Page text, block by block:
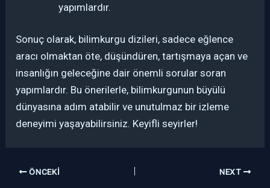
yapımlardır.
Sonuç olarak, bilimkurgu dizileri, sadece eğlence
aracı olmaktan öte, düşündüren, tartışmaya açan ve
insanlığın geleceğine dair önemli sorular soran
yapımlardır. Bu önerilerle, bilimkurgunun büyülü
dünyasına adım atabilir ve unutulmaz bir izleme
deneyimi yaşayabilirsiniz. Keyifli seyirler!
ÖNCEKI NEXT